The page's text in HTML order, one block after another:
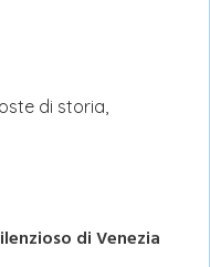
di storia,
di Venezia